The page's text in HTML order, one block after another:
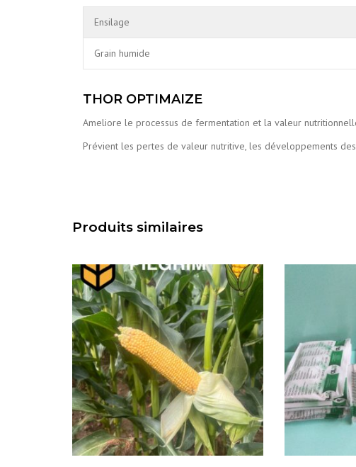
Ensilage
Grain humide
THOR OPTIMAIZE
Ameliore le processus de fermentation et la valeur
Prévient les pertes de valeur nutritive, les développements
Produits similaires